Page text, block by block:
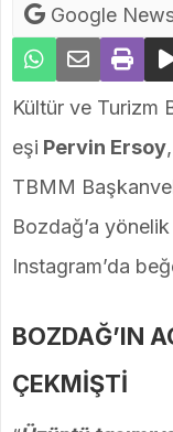
Google
Kültür ve Turizm
eşi Pervin Ersoy
TBMM
Bozdağ’a
Instagram’da
BOZDAĞ’IN
ÇEKMİŞTİ